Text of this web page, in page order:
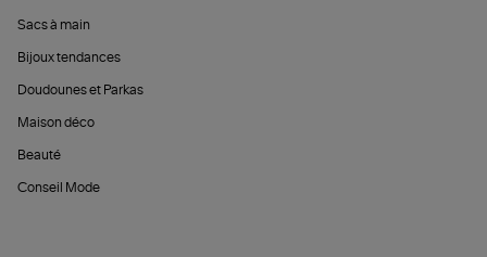
Sacs à main
Bijoux tendances
Doudounes et Parkas
Maison déco
Beauté
Conseil Mode